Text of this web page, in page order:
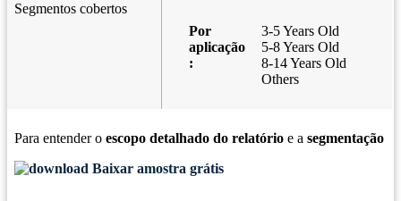
Segmentos cobertos
Por
aplicação
:
3-5 Years Old
5-8 Years Old
8-14 Years Old
Others
Para entender o escopo detalhado do relatório e a segmentação
Baixar amostra grátis